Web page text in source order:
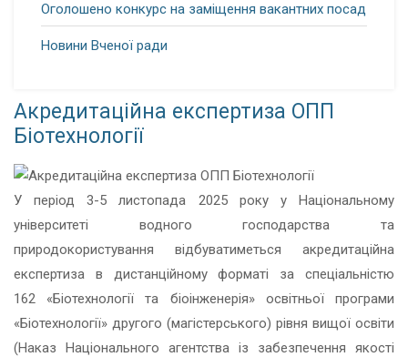
Оголошено конкурс на заміщення вакантних посад
Новини Вченої ради
Акредитаційна експертиза ОПП
Біотехнології
У період 3-5 листопада 2025 року у Національному
університеті водного господарства та
природокористування відбуватиметься акредитаційна
експертиза в дистанційному форматі за спеціальністю
162 «Біотехнології та біоінженерія» освітньої програми
«Біотехнології» другого (магістерського) рівня вищої освіти
(Наказ Національного агентства із забезпечення якості